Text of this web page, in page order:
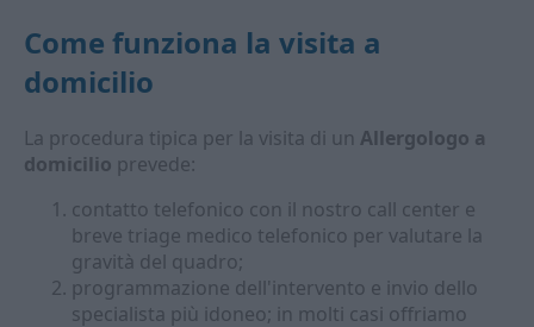
Come funziona la visita a
domicilio
La procedura tipica per la visita di un Allergologo a
domicilio prevede:
contatto telefonico con il nostro call center e
breve triage medico telefonico per valutare la
gravità del quadro;
programmazione dell'intervento e invio dello
specialista più idoneo; in molti casi offriamo